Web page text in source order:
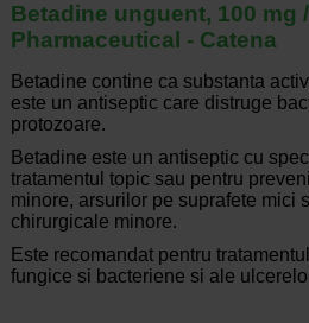
Betadine unguent, 100 mg
Pharmaceutical - Catena
Betadine contine ca substanta
este un antiseptic care distruge
protozoare.
Betadine este un antiseptic cu
tratamentul topic sau pentru
minore, arsurilor pe suprafete mici
chirurgicale minore.
Este recomandat pentru
fungice si bacteriene si ale